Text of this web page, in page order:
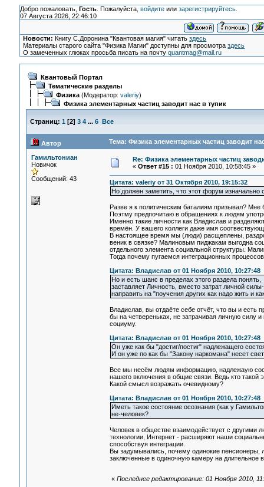
Добро пожаловать, Гость. Пожалуйста, войдитеили зарегистрируйтесь.
07 Августа 2026, 22:46:10
Новости: Книгу С.Доронина "Квантовая магия" читатьздесь
Материалы старого сайта "Физика Магии" доступны для просмотраздесь
О замеченных глюках просьба писать на почтуquantmag@mail.ru
Квантовый Портал
Тематические разделы
Физика(Модератор: valeriy)
Физика элементарных частиц заводит нас в тупик
Страниц: 1 [2] 3 4 ... 6 Все
Автор Тема: Физика элементарных частиц заводит
Гамильтониан
Новичок
Сообщений: 43
Re: Физика элементарных частиц
« Ответ #15 : 01 Ноября 2010, 10:58:45 »
Цитата: valeriy от 31 Октября 2010, 19:15:32
Но должен заметить, что этот форум изначально
Разве я к политическим баталиям призывал?
Поэтму предпочитаю в обращениях к людям
Именно такие личности как Владислав и
времён. У вашего коллеги даже имя
В настоящее время мы (люди) расщеплены,
веник в связке? Малиновым пиджакам выгодна
отдельного элемента социальной структуры.
Тогда почему пугаемся интеграционных
Цитата: Владислав от 01 Ноября 2010, 10:27:48
Но и есть шанс в пределах этого раздела
заставляет Личность, вместо затрат личной
направить на "поучения других как надо жить и
Владислав, вы отдаёте себе отчёт, что вы и
бы на четвереньках, не затрачивая личную
социуму.
Цитата: Владислав от 01 Ноября 2010, 10:27:48
Он уже как бы "достиг/постиг" надлежащего
И он уже по как бы "Закону наркомана" несет
Все мы несём людям информацию, надлежаую
нашего включения в общие связи. Ведь кто
Какой смысл возражать очевидному?
Цитата: Владислав от 01 Ноября 2010, 10:27:48
Иметь такое состояние осознания (как у
не-человек?
Человек в обществе взаимодействует с другими
технологии, Интернет - расширяют наши
способствуя интеграции.
Вы задумывались, почему одинокие пенсионеры,
заключенные в одиночную камеру на
« Последнее редактирование: 01 Ноября 2010,